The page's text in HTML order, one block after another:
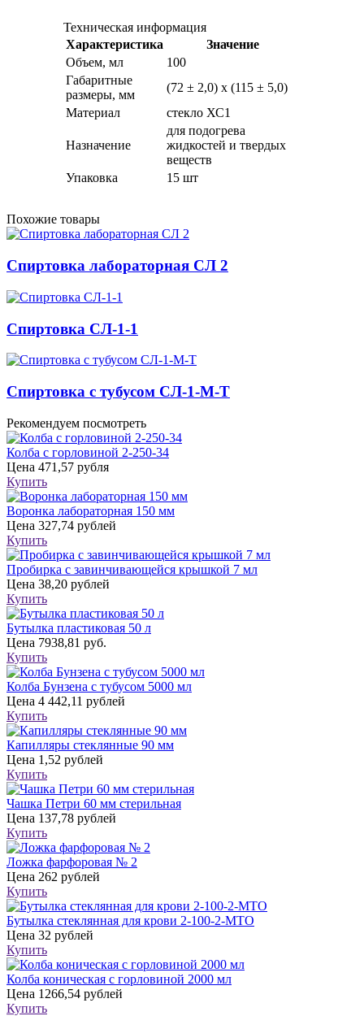
Техническая информация
Характеристика
Значение
Объем, мл
100
Габаритные
размеры, мм
(72 ± 2,0) х (115 ± 5,0)
Материал
стекло ХС1
Назначение
для подогрева
жидкостей и твердых
веществ
Упаковка
15 шт
Похожие товары
Спиртовка лабораторная СЛ 2
Спиртовка СЛ-1-1
Спиртовка с тубусом СЛ-1-М-Т
Рекомендуем посмотреть
Колба с горловиной 2-250-34
Цена 471,57 рубля
Купить
Воронка лабораторная 150 мм
Цена 327,74 рублей
Купить
Пробирка с завинчивающейся крышкой 7 мл
Цена 38,20 рублей
Купить
Бутылка пластиковая 50 л
Цена 7938,81 руб.
Купить
Колба Бунзена с тубусом 5000 мл
Цена 4 442,11 рублей
Купить
Капилляры стеклянные 90 мм
Цена 1,52 рублей
Купить
Чашка Петри 60 мм стерильная
Цена 137,78 рублей
Купить
Ложка фарфоровая № 2
Цена 262 рублей
Купить
Бутылка стеклянная для крови 2-100-2-МТО
Цена 32 рублей
Купить
Колба коническая с горловиной 2000 мл
Цена 1266,54 рублей
Купить